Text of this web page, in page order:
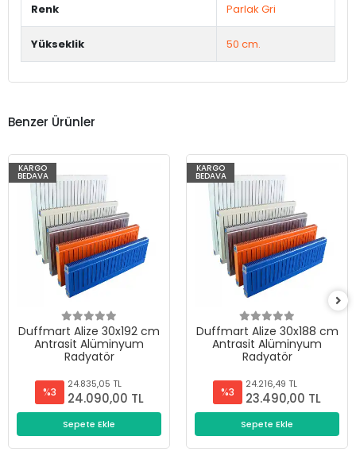
Renk Parlak Gri
Yükseklik 50 cm.
Benzer Ürünler
KARGO
BEDAVA
Duffmart Alize 30x192 cm
Antrasit Alüminyum
Radyatör
%3
24.835,05 TL
24.090,00 TL
Sepete Ekle
KARGO
BEDAVA
Duffmart Alize 30x188 cm
Antrasit Alüminyum
Radyatör
%3
24.216,49 TL
23.490,00 TL
Sepete Ekle